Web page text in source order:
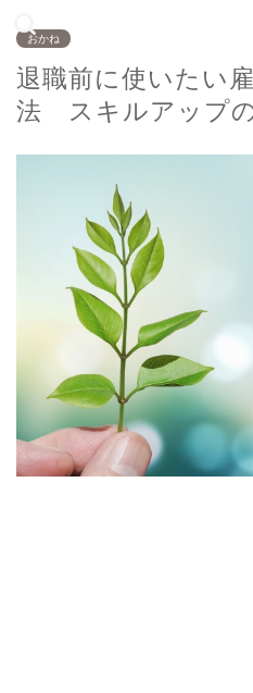
おかね
退職前に使いたい
法 スキルアップの